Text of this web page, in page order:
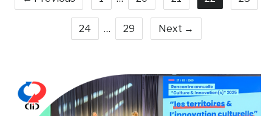
24 … 29 Next →